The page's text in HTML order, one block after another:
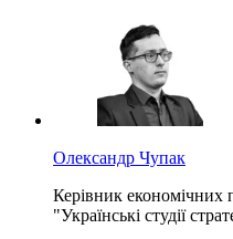
Олександр Чупак
Керівник економічних
"Українські студії